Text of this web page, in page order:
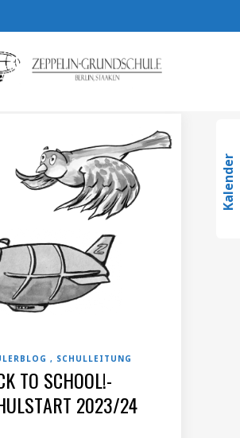
info@zeppelin-
gs.de
SCHULLEITUNG
TO SCHOOL!-
2023/24
Kalender